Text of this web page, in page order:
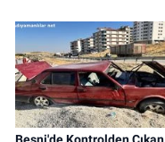
Besni'de Kontrolden Çıkan